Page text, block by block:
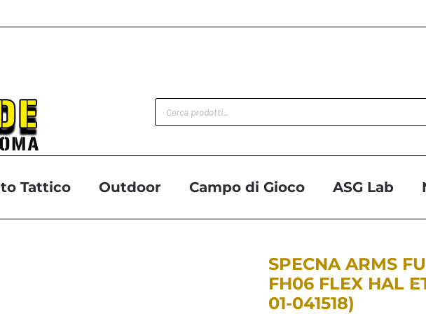
Products
search
Tattico Outdoor Campo di Gioco ASG Lab
SPECNA ARMS
FH06 FLEX HAL
01-041518)